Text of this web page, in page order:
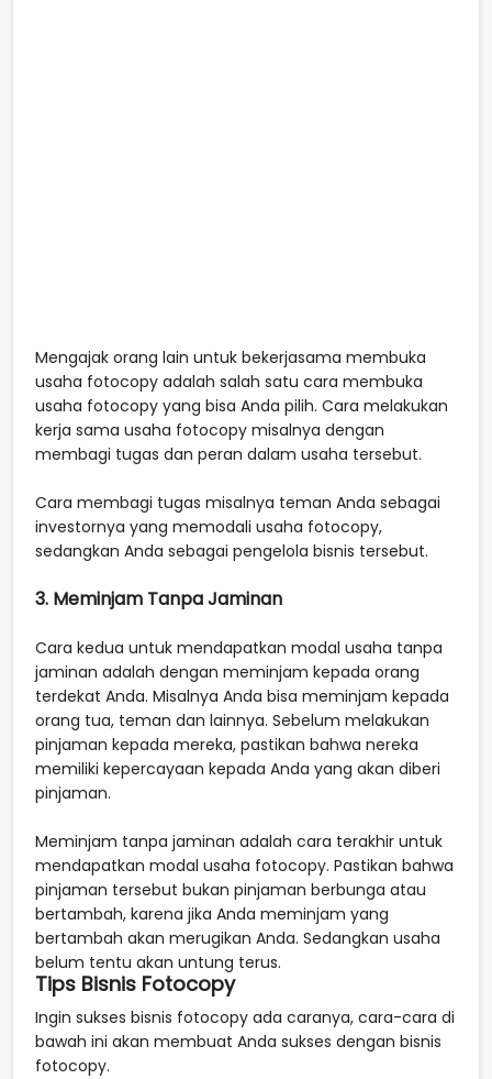
Mengajak orang lain untuk bekerjasama membuka
usaha fotocopy adalah salah satu cara membuka
usaha fotocopy yang bisa Anda pilih. Cara melakukan
kerja sama usaha fotocopy misalnya dengan
membagi tugas dan peran dalam usaha tersebut.
Cara membagi tugas misalnya teman Anda sebagai
investornya yang memodali usaha fotocopy,
sedangkan Anda sebagai pengelola bisnis tersebut.
3. Meminjam Tanpa Jaminan
Cara kedua untuk mendapatkan modal usaha tanpa
jaminan adalah dengan meminjam kepada orang
terdekat Anda. Misalnya Anda bisa meminjam kepada
orang tua, teman dan lainnya. Sebelum melakukan
pinjaman kepada mereka, pastikan bahwa nereka
memiliki kepercayaan kepada Anda yang akan diberi
pinjaman.
Meminjam tanpa jaminan adalah cara terakhir untuk
mendapatkan modal usaha fotocopy. Pastikan bahwa
pinjaman tersebut bukan pinjaman berbunga atau
bertambah, karena jika Anda meminjam yang
bertambah akan merugikan Anda. Sedangkan usaha
belum tentu akan untung terus.
Tips Bisnis Fotocopy
Ingin sukses bisnis fotocopy ada caranya, cara-cara di
bawah ini akan membuat Anda sukses dengan bisnis
fotocopy.